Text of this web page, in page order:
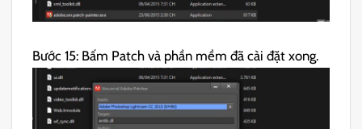
Bước 15: Bấm Patch và phần mềm đã cài đặt xong.